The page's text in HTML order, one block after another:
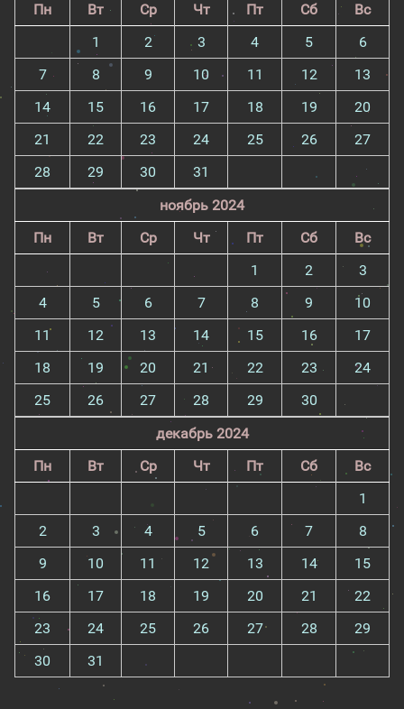
Пн
Вт Ср Чт Пт Сб
Вс
1
2 3 4 5
6
7
8 9 10 11 12
13
14
15 16 17 18 19
20
21
22 23 24 25 26
27
28
29 30
31
ноябрь 2024
Пн
Вт Ср Чт Пт Сб
Вс
1
2
3
4
5 6 7 8 9
10
11
12 13 14 15 16
17
18
19 20 21 22 23
24
25
26 27 28 29
30
декабрь 2024
Пн
Вт Ср Чт Пт Сб
Вс
1
2
3 4 5 6 7
8
9
10 11 12 13 14
15
16
17 18 19 20 21
22
23
24 25 26 27 28
29
30
31